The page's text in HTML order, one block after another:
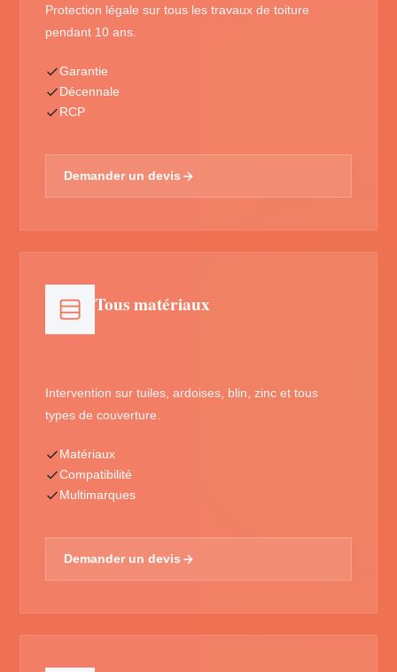
Protection légale sur tous les travaux de toiture
pendant 10 ans.
Garantie
Décennale
RCP
Demander un devis
Tous matériaux
Intervention sur tuiles, ardoises, blin, zinc et tous
types de couverture.
Matériaux
Compatibilité
Multimarques
Demander un devis